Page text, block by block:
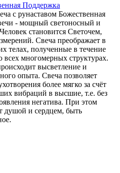
с рунаставом Божественная
- мощный светоносный и
становится Светочем,
Свеча преображает в
телах, полученные в течение
многомерных структурах.
высветление и
опыта. Свеча позволяет
более мягко за счёт
вибраций в высшие, т.е. без
негатива. При этом
душой и сердцем, быть